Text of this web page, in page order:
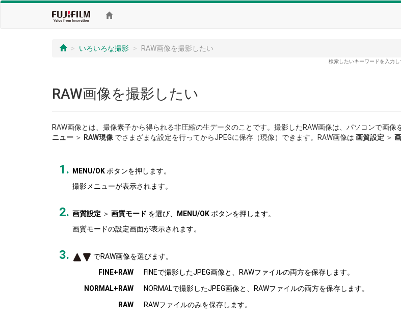
いろいろな撮影 RAW画像を撮影したい
検索したいキーワードを入力し
RAW画像を撮影したい
RAW画像とは、撮像素子から得られる非圧縮の生データのことです。撮影したRAW画像は、パソコンで画像
ニュー ＞ RAW現像 でさまざまな設定を行ってからJPEGに保存（現像）できます。RAW画像は 画質設定 ＞
MENU/OK ボタンを押します。
撮影メニューが表示されます。
画質設定 ＞ 画質モード を選び、 MENU/OK ボタンを押します。
画質モードの設定画面が表示されます。
でRAW画像を選びます。
FINE+RAW
FINEで撮影したJPEG画像と、RAWファイルの両方を保存します。
NORMAL+RAW
NORMALで撮影したJPEG画像と、RAWファイルの両方を保存します。
RAW
RAWファイルのみを保存します。